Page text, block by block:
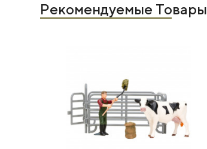
Рекомендуемые Товары